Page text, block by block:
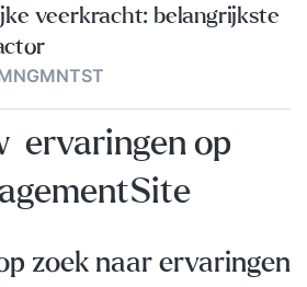
veerkracht: belangrijkste
ervaringen op
zoek naar ervaringen